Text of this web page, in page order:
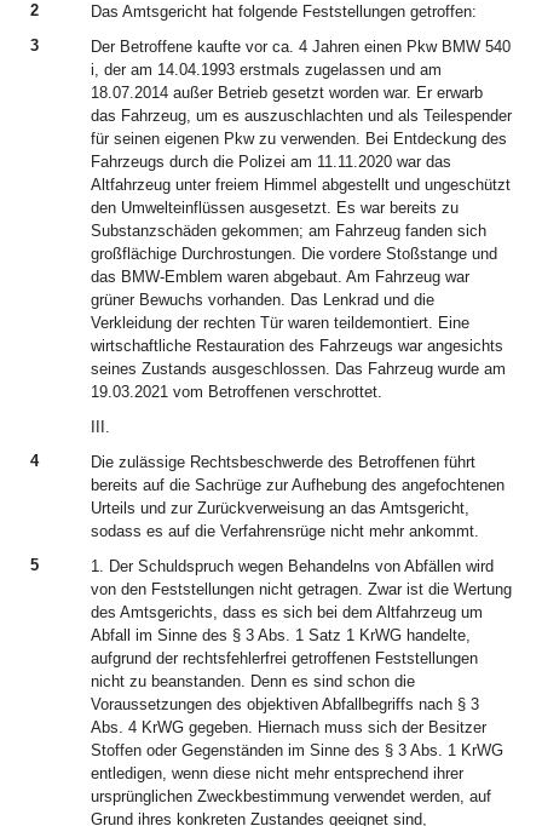
2
Das Amtsgericht hat folgende Feststellungen getroffen:
3
Der Betroffene kaufte vor ca. 4 Jahren einen Pkw BMW 540
i, der am 14.04.1993 erstmals zugelassen und am
18.07.2014 außer Betrieb gesetzt worden war. Er erwarb
das Fahrzeug, um es auszuschlachten und als Teilespender
für seinen eigenen Pkw zu verwenden. Bei Entdeckung des
Fahrzeugs durch die Polizei am 11.11.2020 war das
Altfahrzeug unter freiem Himmel abgestellt und ungeschützt
den Umwelteinflüssen ausgesetzt. Es war bereits zu
Substanzschäden gekommen; am Fahrzeug fanden sich
großflächige Durchrostungen. Die vordere Stoßstange und
das BMW-Emblem waren abgebaut. Am Fahrzeug war
grüner Bewuchs vorhanden. Das Lenkrad und die
Verkleidung der rechten Tür waren teildemontiert. Eine
wirtschaftliche Restauration des Fahrzeugs war angesichts
seines Zustands ausgeschlossen. Das Fahrzeug wurde am
19.03.2021 vom Betroffenen verschrottet.
III.
4
Die zulässige Rechtsbeschwerde des Betroffenen führt
bereits auf die Sachrüge zur Aufhebung des angefochtenen
Urteils und zur Zurückverweisung an das Amtsgericht,
sodass es auf die Verfahrensrüge nicht mehr ankommt.
5
1. Der Schuldspruch wegen Behandelns von Abfällen wird
von den Feststellungen nicht getragen. Zwar ist die Wertung
des Amtsgerichts, dass es sich bei dem Altfahrzeug um
Abfall im Sinne des § 3 Abs. 1 Satz 1 KrWG handelte,
aufgrund der rechtsfehlerfrei getroffenen Feststellungen
nicht zu beanstanden. Denn es sind schon die
Voraussetzungen des objektiven Abfallbegriffs nach § 3
Abs. 4 KrWG gegeben. Hiernach muss sich der Besitzer
Stoffen oder Gegenständen im Sinne des § 3 Abs. 1 KrWG
entledigen, wenn diese nicht mehr entsprechend ihrer
ursprünglichen Zweckbestimmung verwendet werden, auf
Grund ihres konkreten Zustandes geeignet sind,